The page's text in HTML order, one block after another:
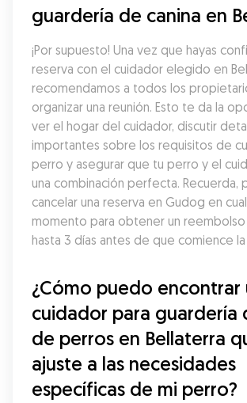
guardería de canina en
¡Por supuesto! Una vez que hayas
reserva con el cuidador elegido en
recomendamos a todos los
organizar una reunión. Esto te da la
ver el hogar del cuidador, discutir
importantes sobre los requisitos de
perro y asegurar que tu perro y el
una combinación perfecta. Recuerda,
cancelar una reserva en Gudog en
momento para obtener un reembolso
hasta 3 días antes de que comience
¿Cómo puedo encontrar
cuidador para guardería
de perros en Bellaterra
ajuste a las necesidades
específicas de mi perro?